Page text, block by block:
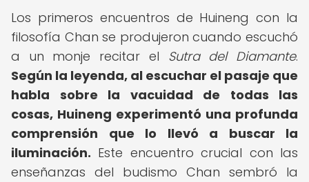
Los primeros encuentros de Huineng con la
filosofía Chan se produjeron cuando escuchó
a un monje recitar el Sutra del Diamante.
Según la leyenda, al escuchar el pasaje que
habla sobre la vacuidad de todas las
cosas, Huineng experimentó una profunda
comprensión que lo llevó a buscar la
iluminación. Este encuentro crucial con las
enseñanzas del budismo Chan sembró la